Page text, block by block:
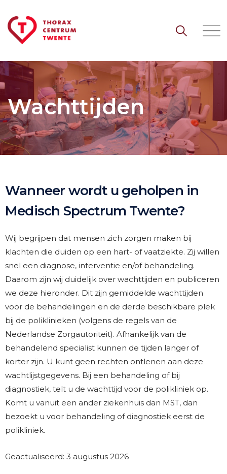
Wachttijden
Wanneer wordt u geholpen in
Medisch Spectrum Twente?
Wij begrijpen dat mensen zich zorgen maken bij
klachten die duiden op een hart- of vaatziekte. Zij willen
snel een diagnose, interventie en/of behandeling.
Daarom zijn wij duidelijk over wachttijden en publiceren
we deze hieronder. Dit zijn gemiddelde wachttijden
voor de behandelingen en de derde beschikbare plek
bij de poliklinieken (volgens de regels van de
Nederlandse Zorgautoriteit). Afhankelijk van de
behandelend specialist kunnen de tijden langer of
korter zijn. U kunt geen rechten ontlenen aan deze
wachtlijstgegevens. Bij een behandeling of bij
diagnostiek, telt u de wachttijd voor de polikliniek op.
Komt u vanuit een ander ziekenhuis dan MST, dan
bezoekt u voor behandeling of diagnostiek eerst de
polikliniek.
Geactualiseerd: 3 augustus 2026